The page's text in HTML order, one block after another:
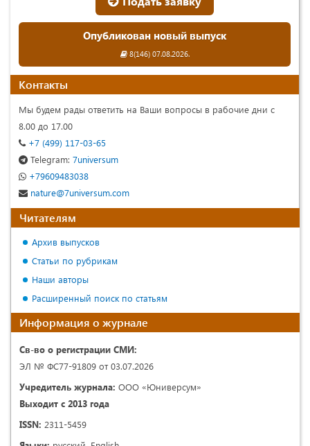
Опубликован новый выпуск
8(146) 07.08.2026.
Контакты
Мы будем рады ответить на Ваши вопросы в рабочие дни с
8.00 до 17.00
+7 (499) 117-03-65
Telegram: 7universum
+79609483038
nature@7universum.com
Читателям
Архив выпусков
Статьи по рубрикам
Наши авторы
Расширенный поиск по статьям
Информация о журнале
Св-во о регистрации СМИ:
ЭЛ № ФС77-91809 от 03.07.2026
Учредитель журнала: ООО «Юниверсум»
Выходит с 2013 года
ISSN: 2311-5459